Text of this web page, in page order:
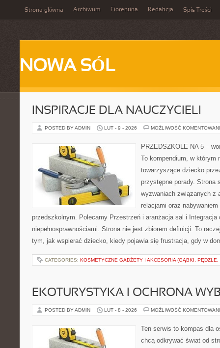
Strona główna Archiwum Fiorentina Redakcja Spis Treści
NOWA SÓL
INSPIRACJE DLA NAUCZYCIELI
POSTED BY ADMIN LUT - 9 - 2026 MOŻLIWOŚĆ
PRZEDSZKOLE NA 5 –
To kompendium, w którym
towarzyszące dziecko
przystępne porady. Strona
wyzwaniach związanych z
relacjami oraz
przedszkolnym. Polecamy Przestrzeń i aranżacja sal i Integracja
niepełnosprawnościami. Strona nie jest zbiorem definicji. To
tym, jak wspierać dziecko, kiedy pojawia się frustracja, gdy w
CATEGORIES: KOSMETYCZNE GADŻETY I AKCESORIA (GĄBKI, PĘDZLE,
EKOTURYSTYKA I OCHRONA
POSTED BY ADMIN LUT - 8 - 2026 MOŻLIWOŚĆ
Ten serwis to kompas dla
chcą odkrywać świat od